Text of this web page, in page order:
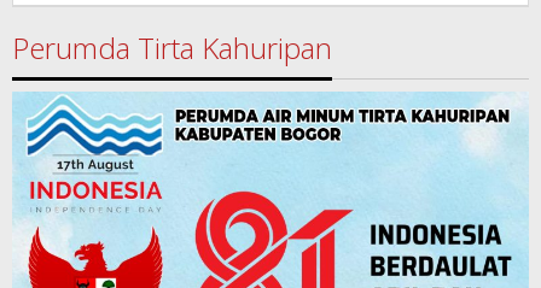
Perumda Tirta Kahuripan